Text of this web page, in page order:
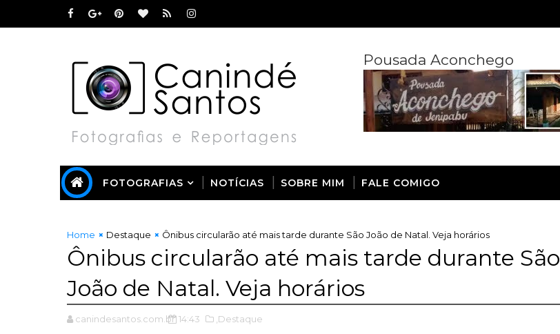
Pousada Aconchego
FOTOGRAFIAS NOTÍCIAS SOBRE MIM FALE COMIGO
Home Destaque Ônibus circularão até mais tarde durante São João de Natal. Veja horários
Ônibus circularão até mais tarde durante São
João de Natal. Veja horários
canindesantos.com.br 14:43 ,Destaque